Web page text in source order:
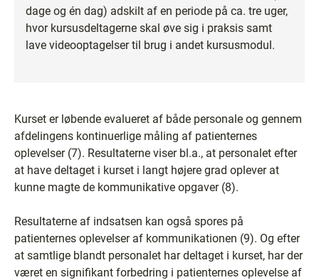
dage og én dag) adskilt af en periode på ca. tre uger,
hvor kursusdeltagerne skal øve sig i praksis samt
lave videooptagelser til brug i andet kursusmodul.
Kurset er løbende evalueret af både personale og gennem
afdelingens kontinuerlige måling af patienternes
oplevelser (7). Resultaterne viser bl.a., at personalet efter
at have deltaget i kurset i langt højere grad oplever at
kunne magte de kommunikative opgaver (8).
Resultaterne af indsatsen kan også spores på
patienternes oplevelser af kommunikationen (9). Og efter
at samtlige blandt personalet har deltaget i kurset, har der
været en signifikant forbedring i patienternes oplevelse af